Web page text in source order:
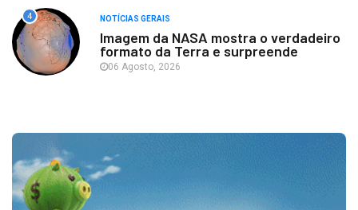
4 NOTÍCIAS GERAIS
Imagem da NASA mostra o verdadeiro
formato da Terra e surpreende
06 Agosto, 2026